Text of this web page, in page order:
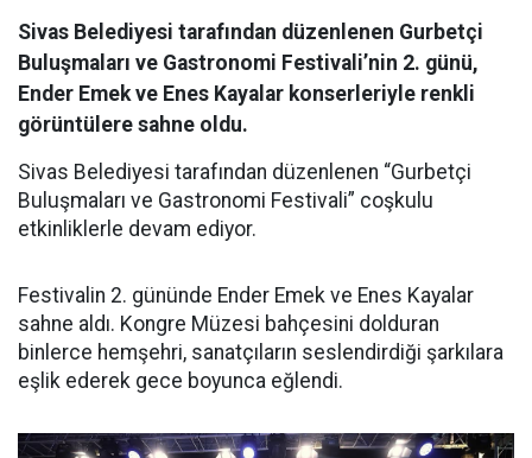
Sivas Belediyesi tarafından düzenlenen Gurbetçi
Buluşmaları ve Gastronomi Festivali’nin 2. günü,
Ender Emek ve Enes Kayalar konserleriyle renkli
görüntülere sahne oldu.
Sivas Belediyesi tarafından düzenlenen “Gurbetçi
Buluşmaları ve Gastronomi Festivali” coşkulu
etkinliklerle devam ediyor.
Festivalin 2. gününde Ender Emek ve Enes Kayalar
sahne aldı. Kongre Müzesi bahçesini dolduran
binlerce hemşehri, sanatçıların seslendirdiği şarkılara
eşlik ederek gece boyunca eğlendi.